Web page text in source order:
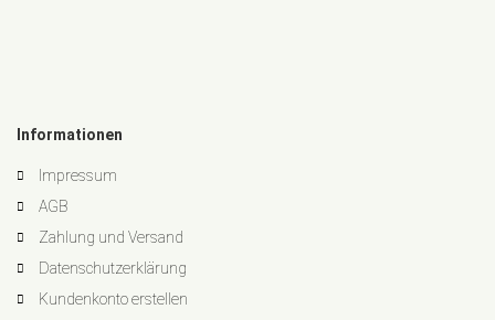
Informationen
Impressum
AGB
Zahlung und Versand
Datenschutzerklärung
Kundenkonto erstellen